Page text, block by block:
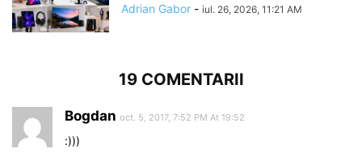
Adrian Gabor - iul. 26, 2026, 11:21 AM
19 COMENTARII
Bogdan oct. 5, 2017, 7:52 PM At 19:52
:)))